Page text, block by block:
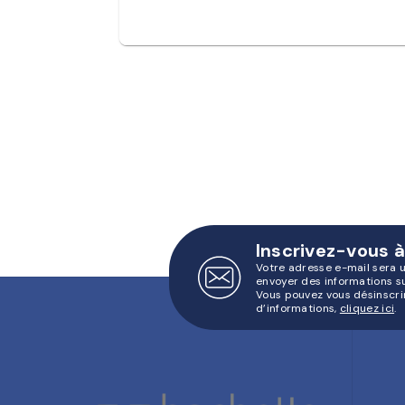
Inscrivez-vous
Votre adresse e-mail sera
envoyer des informations
Vous pouvez vous
d’informations, cliquez ici.